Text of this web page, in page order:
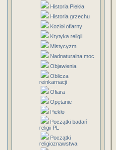
Historia Piekła
Historia grzechu
Kozioł ofiarny
Krytyka religii
Mistycyzm
Nadnaturalna moc
Objawienia
Oblicza
reinkarnacji
Ofiara
Opętanie
Piekło
Początki badań
religii PL
Początki
religioznawstwa